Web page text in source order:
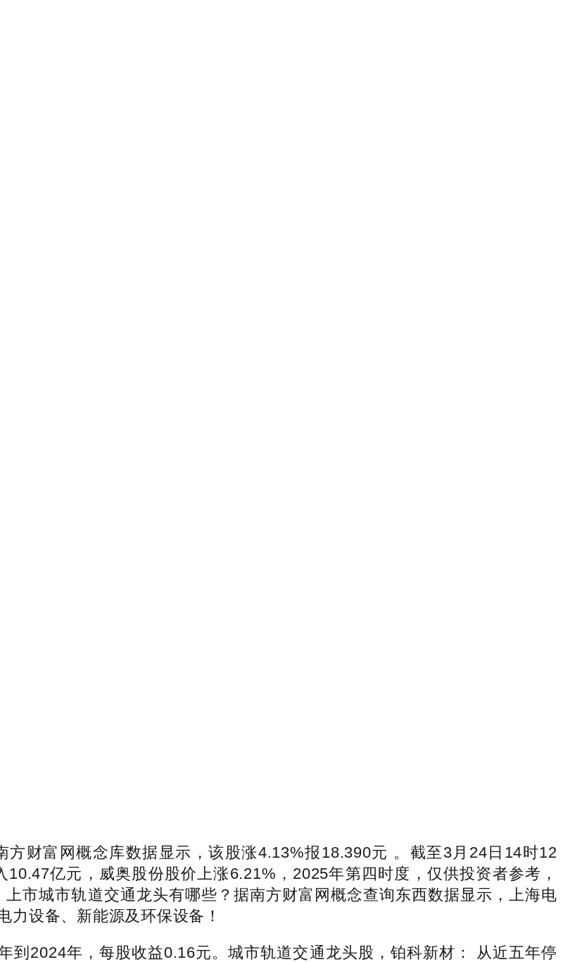
富网概念库数据显示，该股涨4.13%报18.390元 。截至3月24日14时12
亿元，威奥股份股价上涨6.21%，2025年第四时度，仅供投资者参考，
市城市轨道交通龙头有哪些？据南方财富网概念查询东西数据显示，上海电
力设备、新能源及环保设备！
2024年，每股收益0.16元。城市轨道交通龙头股，铂科新材： 从近五年停